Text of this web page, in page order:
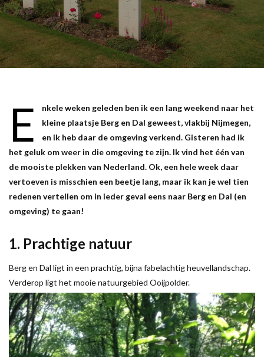
E
nkele weken geleden ben ik een lang weekend naar het
kleine plaatsje Berg en Dal geweest, vlakbij Nijmegen,
en ik heb daar de omgeving verkend. Gisteren had ik
het geluk om weer in die omgeving te zijn. Ik vind het één van
de mooiste plekken van Nederland. Ok, een hele week daar
vertoeven is misschien een beetje lang, maar ik kan je wel tien
redenen vertellen om in ieder geval eens naar Berg en Dal (en
omgeving) te gaan!
1. Prachtige natuur
Berg en Dal ligt in een prachtig, bijna fabelachtig heuvellandschap.
Verderop ligt het mooie natuurgebied Ooijpolder.